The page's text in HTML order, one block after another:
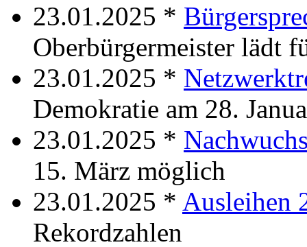
23.01.2025 *
Oberbürgermeister lädt
23.01.2025 *
Demokratie am 28.
23.01.2025 *
15. März möglich
23.01.2025 * Ausleihen
Rekordzahlen